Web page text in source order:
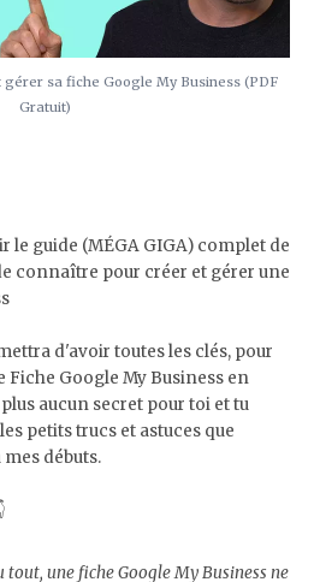
sa fiche Google My Business (PDF
Gratuit)
le guide (MÉGA GIGA) complet de
connaître pour créer et gérer une
d'avoir toutes les clés, pour
Google My Business en
aucun secret pour toi et tu
petits trucs et astuces que
débuts.
tout, une fiche Google My Business ne